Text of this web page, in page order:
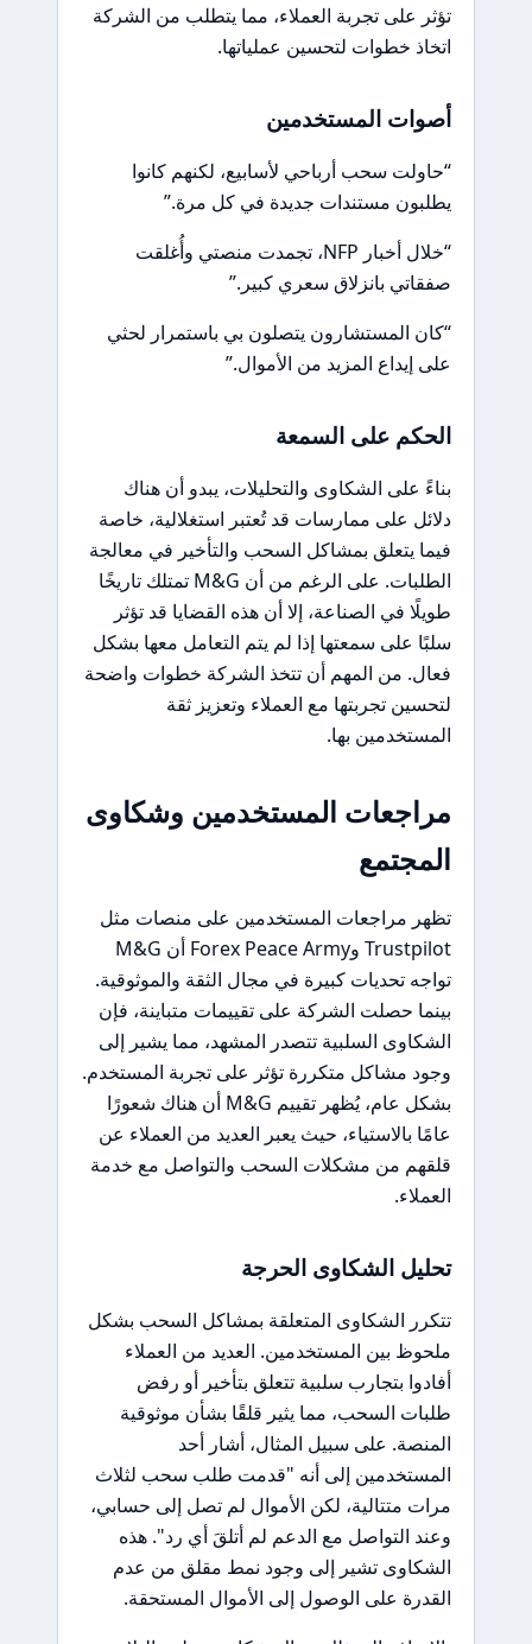
تؤثر على تجربة العملاء، مما يتطلب من الشركة
اتخاذ خطوات لتحسين عملياتها.
أصوات المستخدمين
“حاولت سحب أرباحي لأسابيع، لكنهم كانوا
يطلبون مستندات جديدة في كل مرة.”
“خلال أخبار NFP، تجمدت منصتي وأُغلقت
صفقاتي بانزلاق سعري كبير.”
“كان المستشارون يتصلون بي باستمرار لحثي
على إيداع المزيد من الأموال.”
الحكم على السمعة
بناءً على الشكاوى والتحليلات، يبدو أن هناك
دلائل على ممارسات قد تُعتبر استغلالية، خاصة
فيما يتعلق بمشاكل السحب والتأخير في معالجة
الطلبات. على الرغم من أن M&G تمتلك تاريخًا
طويلًا في الصناعة، إلا أن هذه القضايا قد تؤثر
سلبًا على سمعتها إذا لم يتم التعامل معها بشكل
فعال. من المهم أن تتخذ الشركة خطوات واضحة
لتحسين تجربتها مع العملاء وتعزيز ثقة
المستخدمين بها.
مراجعات المستخدمين وشكاوى
المجتمع
تظهر مراجعات المستخدمين على منصات مثل
Trustpilot وForex Peace Army أن M&G
تواجه تحديات كبيرة في مجال الثقة والموثوقية.
بينما حصلت الشركة على تقييمات متباينة، فإن
الشكاوى السلبية تتصدر المشهد، مما يشير إلى
وجود مشاكل متكررة تؤثر على تجربة المستخدم.
بشكل عام، يُظهر تقييم M&G أن هناك شعورًا
عامًا بالاستياء، حيث يعبر العديد من العملاء عن
قلقهم من مشكلات السحب والتواصل مع خدمة
العملاء.
تحليل الشكاوى الحرجة
تتكرر الشكاوى المتعلقة بمشاكل السحب بشكل
ملحوظ بين المستخدمين. العديد من العملاء
أفادوا بتجارب سلبية تتعلق بتأخير أو رفض
طلبات السحب، مما يثير قلقًا بشأن موثوقية
المنصة. على سبيل المثال، أشار أحد
المستخدمين إلى أنه "قدمت طلب سحب لثلاث
مرات متتالية، لكن الأموال لم تصل إلى حسابي،
وعند التواصل مع الدعم لم أتلقَ أي رد". هذه
الشكاوى تشير إلى وجود نمط مقلق من عدم
القدرة على الوصول إلى الأموال المستحقة.